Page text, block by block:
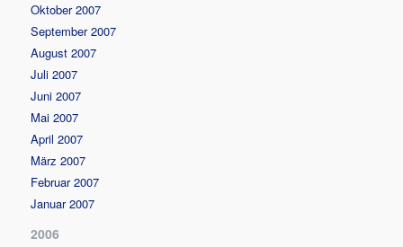
Oktober 2007
September 2007
August 2007
Juli 2007
Juni 2007
Mai 2007
April 2007
März 2007
Februar 2007
Januar 2007
2006